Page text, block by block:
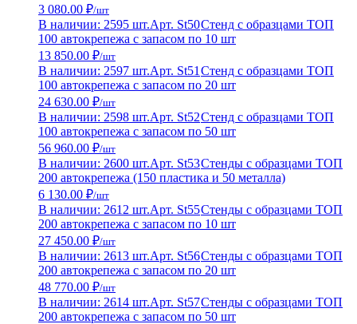
3 080.00 ₽/шт
В наличии: 2595 шт.Арт. St50Стенд с образцами ТОП
100 автокрепежа с запасом по 10 шт
13 850.00 ₽/шт
В наличии: 2597 шт.Арт. St51 Стенд с образцами ТОП
100 автокрепежа с запасом по 20 шт
24 630.00 ₽/шт
В наличии: 2598 шт.Арт. St52Стенд с образцами ТОП
100 автокрепежа с запасом по 50 шт
56 960.00 ₽/шт
В наличии: 2600 шт.Арт. St53Стенды с образцами ТОП
200 автокрепежа (150 пластика и 50 металла)
6 130.00 ₽/шт
В наличии: 2612 шт.Арт. St55Стенды с образцами ТОП
200 автокрепежа с запасом по 10 шт
27 450.00 ₽/шт
В наличии: 2613 шт.Арт. St56Стенды с образцами ТОП
200 автокрепежа с запасом по 20 шт
48 770.00 ₽/шт
В наличии: 2614 шт.Арт. St57Стенды с образцами ТОП
200 автокрепежа с запасом по 50 шт